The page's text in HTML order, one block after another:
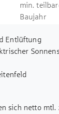
min.
Baujahr
Entlüftung
sich netto mtl.